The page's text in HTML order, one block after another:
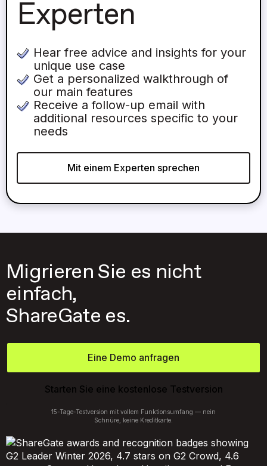
Experten
Hear free advice and insights for your
unique use case
Get a personalized walkthrough of
our main features
Receive a follow-up email with
additional resources specific to your
needs
Mit einem Experten sprechen
Migrieren Sie es nicht
einfach,
ShareGate es.
Eine Demo anfragen
Starten Sie eine kostenlose Testversion
15-Tage-Testversion mit vollem Funktionsumfang — nein
Schnüre, keine Kreditkarte.